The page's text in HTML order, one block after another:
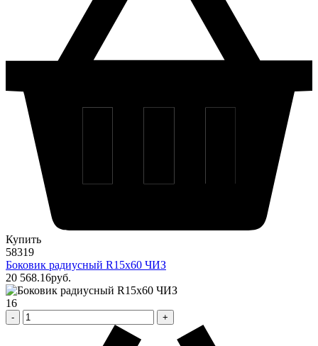
Купить
58319
Боковик радиусный R15х60 ЧИЗ
20 568.16pуб.
16